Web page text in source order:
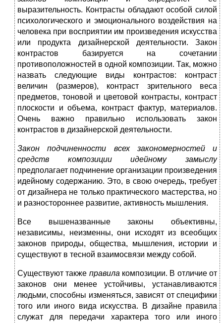
выразительность. Контрасты обладают особой силой
психологического и эмоционального воздействия на
человека при восприятии им произведения искусства
или продукта дизайнерской деятельности. Закон
контрастов базируется на сочетании
противоположностей в одной композиции. Так, можно
назвать следующие виды контрастов: контраст
величин (размеров), контраст зрительного веса
предметов, тоновой и цветовой контрасты, контраст
плоскости и объема, контраст фактур, материалов.
Очень важно правильно использовать закон
контрастов в дизайнерской деятельности.
Закон подчиненности всех закономерностей и
средств композиции идейному замыслу
предполагает подчинение организации произведения
идейному содержанию. Это, в свою очередь, требует
от дизайнера не только практического мастерства, но
и разностороннее развитие, активность мышления.
Все вышеназванные законы объективны,
независимы, неизменны, они исходят из всеобщих
законов природы, общества, мышления, истории и
существуют в тесной взаимосвязи между собой.
Существуют также правила композиции. В отличие от
законов они менее устойчивы, устанавливаются
людьми, способны изменяться, зависят от специфики
того или иного вида искусства. В дизайне правила
служат для передачи характера того или иного